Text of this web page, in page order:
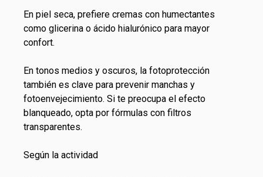
En piel seca, prefiere cremas con humectantes
como glicerina o ácido hialurónico para mayor
confort.
En tonos medios y oscuros, la fotoprotección
también es clave para prevenir manchas y
fotoenvejecimiento. Si te preocupa el efecto
blanqueado, opta por fórmulas con filtros
transparentes.
Según la actividad